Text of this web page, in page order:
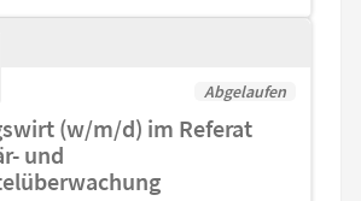
Abgelaufen
(w/m/d) im Referat
und